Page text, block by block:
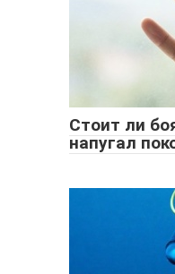
Стоит ли
напугал